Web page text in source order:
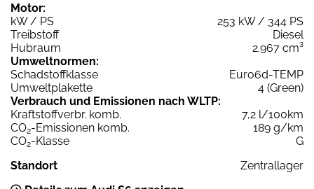
Motor:
kW / PS
253 kW / 344 PS
Treibstoff
Diesel
Hubraum
2.967 cm³
Umweltnormen:
Schadstoffklasse
Euro6d-TEMP
Umweltplakette
4 (Green)
Verbrauch und Emissionen nach WLTP:
Kraftstoffverbr. komb.
7,2 l/100km
CO2-Emissionen komb.
189 g/km
CO2-Klasse
G
Standort
Zentrallager